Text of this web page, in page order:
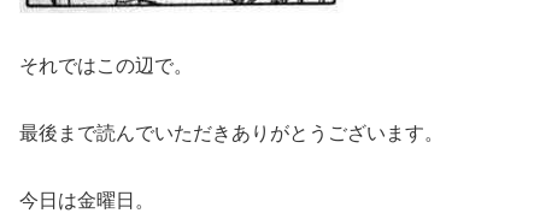
それではこの辺で。
最後まで読んでいただきありがとうございます。
今日は金曜日。